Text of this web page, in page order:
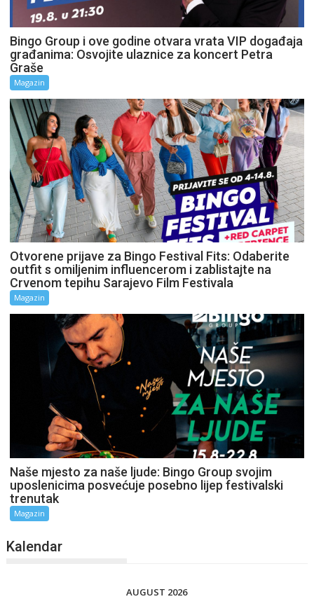
Bingo Group i ove godine otvara vrata VIP događaja
građanima: Osvojite ulaznice za koncert Petra
Graše
Magazin
Otvorene prijave za Bingo Festival Fits: Odaberite
outfit s omiljenim influencerom i zablistajte na
Crvenom tepihu Sarajevo Film Festivala
Magazin
Naše mjesto za naše ljude: Bingo Group svojim
uposlenicima posvećuje posebno lijep festivalski
trenutak
Magazin
Kalendar
AUGUST 2026